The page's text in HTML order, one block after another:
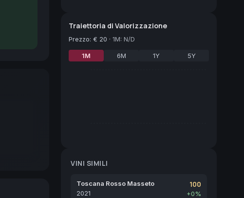
Traiettoria di Valorizzazione
Prezzo: € 20 · 1M: N/D
1M 6M 1Y 5Y
VINI SIMILI
Toscana Rosso Masseto
2021
100
+0%